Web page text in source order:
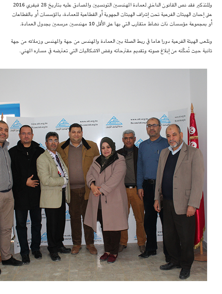
وللتذكير فقد نص القانون الداخلي لعمادة المهندسين التونسيين والمصادق عليه بتاريخ 28 فيفري 2016
على إحداث الهيئات الفرعية تحت إشراف الهيئات الجهوية أو القطاعية للعمادة، بالمؤسسات أو بالقطاعات
أو بمجموعة مؤسسات ذات نشاط متقارب التي بها على الأقل 10 مهندسين مرسمين بجدول العمادة.
وتلعب الهيئة الفرعية دورا هاما في ربط الصلة بين العمادة والمهندس من جهة والمهندس وزملائه من جهة
ثانية حيث تُمكّنه من إبلاغ صوته وتقديم مقترحاته وفض الاشكاليات التي تعترضه في مساره المهني.